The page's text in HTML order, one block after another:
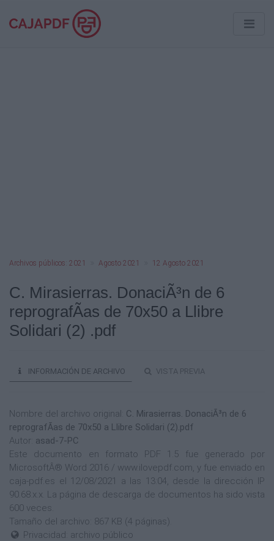
Archivos públicos: 2021 Agosto 2021 12 Agosto 2021
C. Mirasierras. DonaciÃ³n de 6
reprografÃ­as de 70x50 a Llibre
Solidari (2) .pdf
INFORMACIÓN DE ARCHIVO VISTA PREVIA
Nombre del archivo original: C. Mirasierras. DonaciÃ³n de 6
reprografÃ­as de 70x50 a Llibre Solidari (2).pdf
Autor: asad-7-PC
Este documento en formato PDF 1.5 fue generado por
MicrosoftÂ® Word 2016 / www.ilovepdf.com, y fue enviado en
caja-pdf.es el 12/08/2021 a las 13:04, desde la dirección IP
90.68.x.x. La página de descarga de documentos ha sido vista
600 veces.
Tamaño del archivo: 867 KB (4 páginas).
Privacidad: archivo público